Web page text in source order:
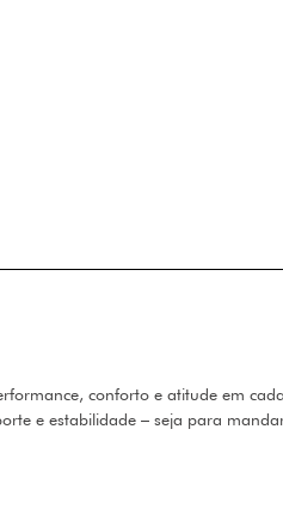
conforto e atitude em
e estabilidade – seja para